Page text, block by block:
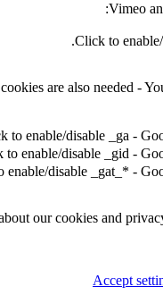
The following cookies are
Click to enable/
Click to enable/
Click to enable/
You can read about our